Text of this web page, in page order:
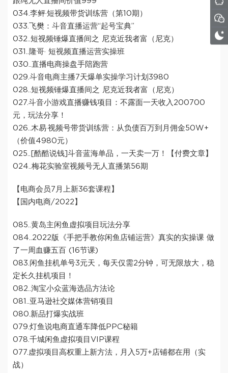
034.李鲆·短视频带货训练营（第10期）
033.飞樊：斗音直播运营“起号宝典”
032..短视频锤爆直播间之 尼克近我者富（尼克）
031..隆哥· 短视频直播运营实操班
030..直播电商操盘手陪跑营
029.斗音电商主播7天爆单实操学习计划3980
028..短视频锤爆直播间之 尼克近我者富（尼克）
027.斗音小游戏直播赚钱项目：不露面一天收入200700
元，玩法分享！
026..木易·视频号带货训练营：从负债百万到月佣金50W+
（价值4980元）
025..[酷酷说钱]斗音蓝海单品，一天卖一万！【付费文章】
024..梅花实验室视频号无人直播第56期
【电商会员7月上新36套课程】
【国内电商/2022】
085..黄岛主闲鱼虚拟项目玩法分享
084..2022版《手把手教你闲鱼店铺运营》真实的实操课 做
了一周血赚五百 (16节课)
083.闲鱼挂机单号3元天，每天仅需2分钟，可无限放大，稳
定长久挂机项目！
082..淘宝小众蓝海选品方法论
081..亚马逊社交媒体营销项目
080.新品打爆实战班
079.灯鱼说电商直通车降低PPC秘籍
078.千城闲鱼虚拟项目VIP课程
077.虚拟项目高权重上新方法，月入5万+店铺都在用（实
战）